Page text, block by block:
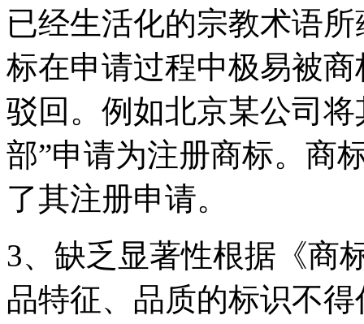
已经生活化的宗教术语
标在申请过程中极易被
驳回。例如北京某公司
部”申请为注册商标。商
了其注册申请。
3、缺乏显著性根据《商
品特征、品质的标识不